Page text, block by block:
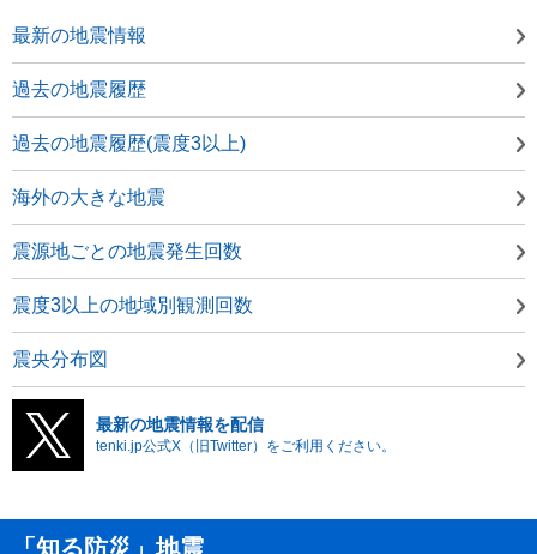
最新の地震情報
過去の地震履歴
過去の地震履歴(震度3以上)
海外の大きな地震
震源地ごとの地震発生回数
震度3以上の地域別観測回数
震央分布図
最新の地震情報を配信
tenki.jp公式X（旧Twitter）をご利用ください。
「知る防災」地震